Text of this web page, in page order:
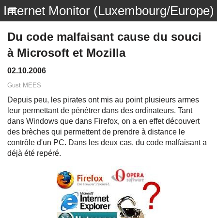
Internet Monitor (Luxembourg/Europe)
Du code malfaisant cause du souci
à Microsoft et Mozilla
02.10.2006
Gust MEES
Depuis peu, les pirates ont mis au point plusieurs armes
leur permettant de pénétrer dans des ordinateurs. Tant
dans Windows que dans Firefox, on a en effet découvert
des brèches qui permettent de prendre à distance le
contrôle d'un PC. Dans les deux cas, du code malfaisant a
déjà été repéré.